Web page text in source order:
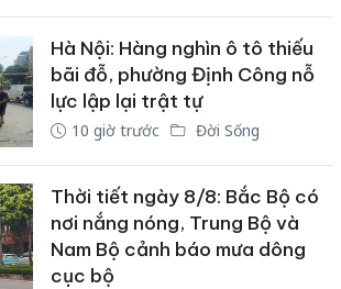
Hà Nội: Hàng nghìn ô tô thiếu
bãi đỗ, phường Định Công nỗ
lực lập lại trật tự
10 giờ trước Đời Sống
Thời tiết ngày 8/8: Bắc Bộ có
nơi nắng nóng, Trung Bộ và
Nam Bộ cảnh báo mưa dông
cục bộ